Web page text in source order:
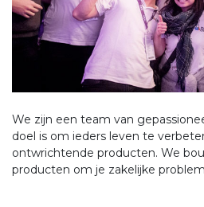
We zijn een team van
doel is om ieders leven te
ontwrichtende producten. We
producten om je zakelijke